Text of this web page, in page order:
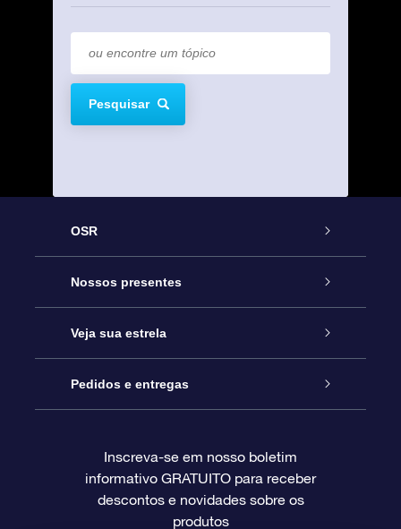
Pesquisar
OSR
Serviço
Entre em contato conosco
Blog
Avaliações
Nossos presentes
Presente estrelar on-line
Pacote de presente da OSR
O cartão de presente da OSR
Veja sua estrela
Star Register
Página estelar personalizada
Pedidos e entregas
Informações de pagamento
Inscreva-se em nosso boletim
informativo GRATUITO para receber
descontos e novidades sobre os
produtos